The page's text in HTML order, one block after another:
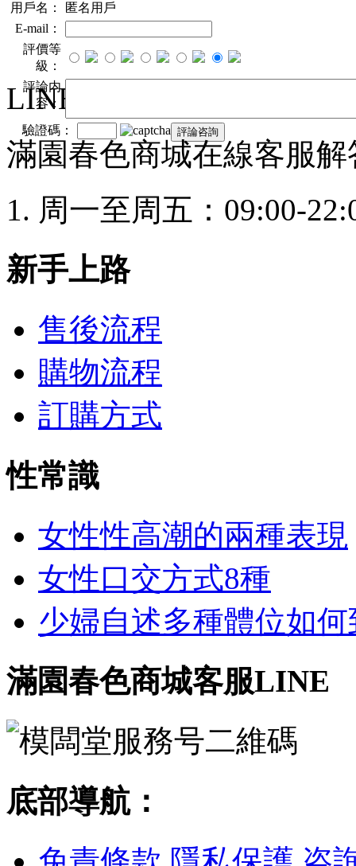
用戶名：
匿名用戶
E-mail：
評價等
級：
評論内
容：
驗證碼：
LINE ID：mycs686
滿園春色商城在線客服解
周一至周五：09:00-
新手上路
售後流程
購物流程
訂購方式
性常識
女性性高潮的兩種表現
女性口交方式8種
少婦自述多種體位如
滿園春色商城客服LINE
底部導航：